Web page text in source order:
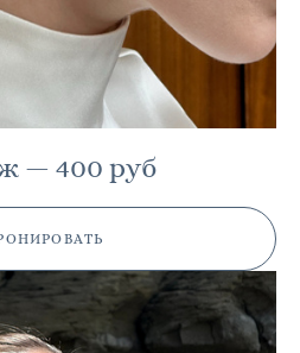
— 400 руб